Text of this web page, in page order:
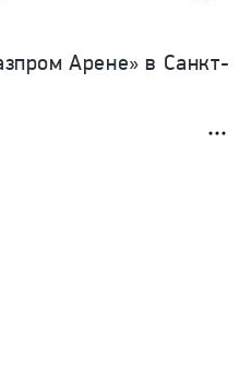
Арене» в Санкт-